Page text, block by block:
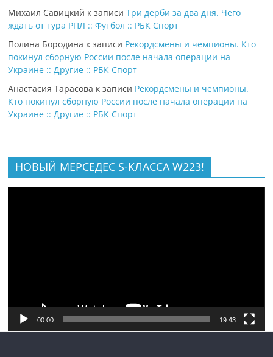
Михаил Савицкий к записиТри дерби за два дня. Чего
ждать от тура РПЛ :: Футбол :: РБК Спорт
Полина Бородина к записи Рекордсмены и чемпионы. Кто
покинул сборную России после начала операции на
Украине :: Другие :: РБК Спорт
Анастасия Тарасова к записи Рекордсмены и чемпионы.
Кто покинул сборную России после начала операции на
Украине :: Другие :: РБК Спорт
НОВЫЙ МЕРСЕДЕС S-КЛАССА W223!
00:00 19:43